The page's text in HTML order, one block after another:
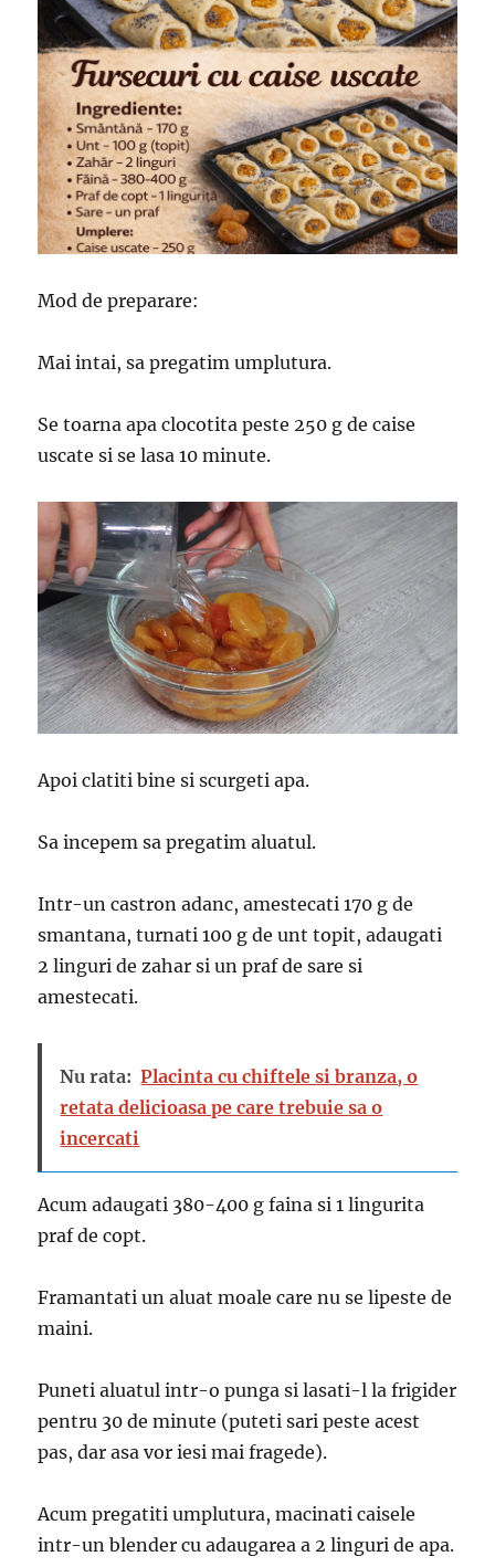
Mod de preparare:
Mai intai, sa pregatim umplutura.
Se toarna apa clocotita peste 250 g de caise
uscate si se lasa 10 minute.
Apoi clatiti bine si scurgeti apa.
Sa incepem sa pregatim aluatul.
Intr-un castron adanc, amestecati 170 g de
smantana, turnati 100 g de unt topit, adaugati
2 linguri de zahar si un praf de sare si
amestecati.
Nu rata: Placinta cu chiftele si branza, o
retata delicioasa pe care trebuie sa o
incercati
Acum adaugati 380-400 g faina si 1 lingurita
praf de copt.
Framantati un aluat moale care nu se lipeste de
maini.
Puneti aluatul intr-o punga si lasati-l la frigider
pentru 30 de minute (puteti sari peste acest
pas, dar asa vor iesi mai fragede).
Acum pregatiti umplutura, macinati caisele
intr-un blender cu adaugarea a 2 linguri de apa.